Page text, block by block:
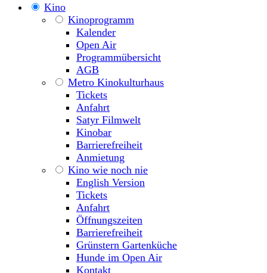
Kino
Kinoprogramm
Kalender
Open Air
Programmübersicht
AGB
Metro Kinokulturhaus
Tickets
Anfahrt
Satyr Filmwelt
Kinobar
Barrierefreiheit
Anmietung
Kino wie noch nie
English Version
Tickets
Anfahrt
Öffnungszeiten
Barrierefreiheit
Grünstern Gartenküche
Hunde im Open Air
Kontakt